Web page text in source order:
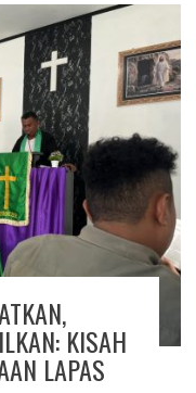
KISAH
LAPAS